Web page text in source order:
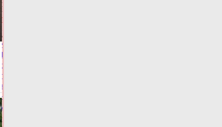
Сегодня:
18:00
ПРОИСШЕСТВИЯ
Жителям
Тверской
области
предлагают
заработать
на
мусоре
Сегодня:
16:30